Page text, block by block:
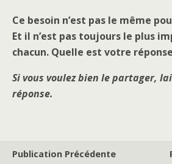
Ce besoin n’est pas le même
Et il n’est pas toujours le plus
chacun. Quelle est votre
Si vous voulez bien le partager,
réponse.
Publication Précédente